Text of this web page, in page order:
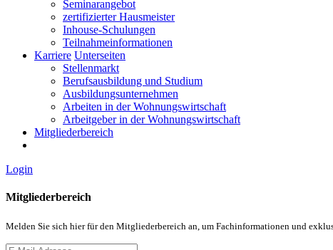
Seminarangebot
zertifizierter Hausmeister
Inhouse-Schulungen
Teilnahmeinformationen
Karriere Unterseiten
Stellenmarkt
Berufsausbildung und Studium
Ausbildungsunternehmen
Arbeiten in der Wohnungswirtschaft
Arbeitgeber in der Wohnungswirtschaft
Mitgliederbereich
Login
Mitgliederbereich
Melden Sie sich hier für den Mitgliederbereich an, um Fachinformationen und